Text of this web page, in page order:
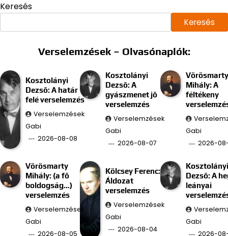
Keresés
Keresés
Verselemzések – Olvasónaplók:
Kosztolányi
Dezső: A határ
felé verselemzés
Verselemzések
Gabi
2026-08-08
Kosztolányi
Dezső: A
gyászmenet jő
verselemzés
Verselemzések
Gabi
2026-08-07
Vörösmarty
Mihály: A
féltékeny
Gabi
2026-
Vörösmarty
Mihály: (a fő
boldogság…)
verselemzés
Verselemzések
Gabi
2026-08-05
Kölcsey Ferenc:
Áldozat
verselemzés
Verselemzések
Gabi
2026-08-04
Kosztolányi
Dezső: A
leányai
Gabi
2026-